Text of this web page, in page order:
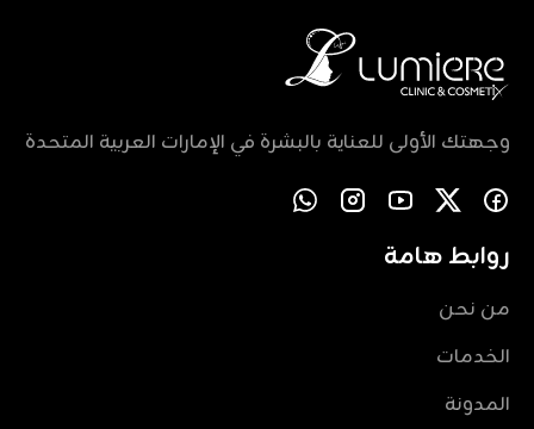
وجهتك الأولى للعناية بالبشرة في الإمارات العربية المتحدة
روابط هامة
من نحن
الخدمات
المدونة